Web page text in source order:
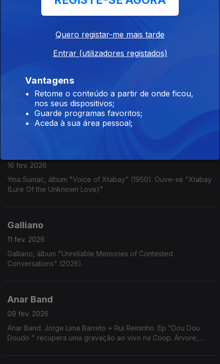
Autechre
Autechre, "Slip", álbum "Amber" (1998)
Fábio de Almeida
18 fev. 2026
Fábio de Almeida, album "Requiem For A Dragon" na Dox
Records. Ouve-se "Kitsune Pulse
16 fev. 2026
Yma Sumac, álbum "Voice of Xtabay" (1950). Ouve-se "Xtabay
(Lure Of the Unknown Love)"
Galliano
11 fev. 2026
Galliano, álbum "Unreliable Memories of Contested
Conversations" (2026).
Anar Band
09 fev. 2026
Anar Band: Jorge Lima Barreto + Rui Reininho. Ep "Dou Dou
Doudo " recupera uma gravação ao vivo na Coop. Árvore,
Quero registar-me mais tarde
Entrar (utilizadores registados)
Vantagens
Retome o conteúdo a partir de onde ficou,
nos seus dispositivos;
Guarde programas favoritos;
Aceda à sua área pessoal;